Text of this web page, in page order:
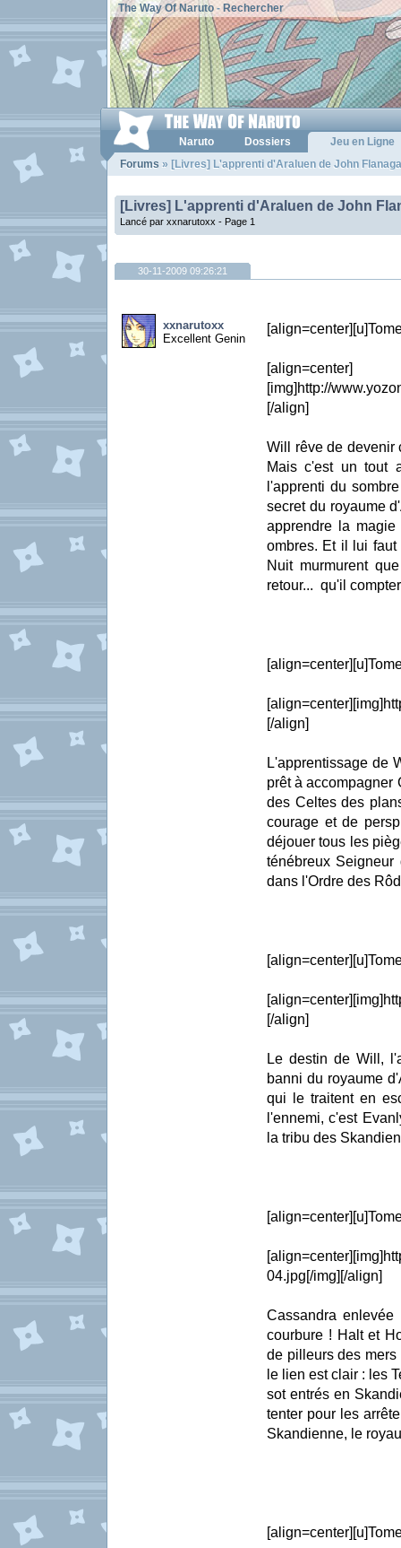
The Way Of Naruto- Rechercher
Naruto Dossiers
Jeu en Ligne
Forums » [Livres] L'apprenti d'Araluen de John
[Livres] L'apprenti d'Araluen de John
Lancé par xxnarutoxx - Page 1
30-11-2009 09:26:21
xxnarutoxx
Excellent Genin
[align=center]
[img]http://
[/align]
Will rêve de devenir
Mais c'est un tout
l'apprenti du
secret du royaume
apprendre la
ombres. Et il lui
Nuit murmurent
retour... qu'il
[/align]
L'apprentissage de
prêt à accompagner
des Celtes des
courage et de
déjouer tous les
ténébreux
dans l'Ordre des
[/align]
Le destin de Will,
banni du royaume
qui le traitent en
l'ennemi, c'est
la tribu des
04.jpg[/img][/align]
Cassandra
courbure ! Halt et
de pilleurs des
le lien est clair : les
sot entrés en
tenter pour les
Skandienne, le